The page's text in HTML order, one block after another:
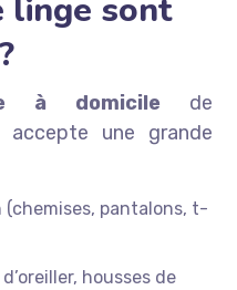
linge sont
à domicile de
accepte une grande
pantalons, t-
housses de